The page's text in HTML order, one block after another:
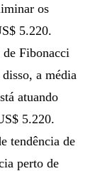
os
5.220.
Fibonacci
a média
atuando
5.220.
tendência de
perto de